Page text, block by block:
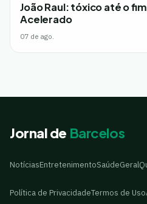
João Raul: tóxico até o
Acelerado
07 de ago.
Jornal de Barcelos
NotíciasEntretenimentoSaúdeGeral
Política de PrivacidadeTermos de Uso